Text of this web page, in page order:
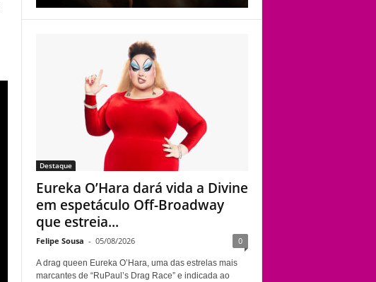
vida a Divine em
espetáculo Off-
Broadway que
estreia em Nova
York sobre a
trajetória da lendária
drag queen
Destaque
Eureka O’Hara dará vida a Divine
em espetáculo Off-Broadway
que estreia...
Felipe Sousa - 05/08/2026 0
A drag queen Eureka O’Hara, uma das estrelas mais
marcantes de “RuPaul’s Drag Race” e indicada ao